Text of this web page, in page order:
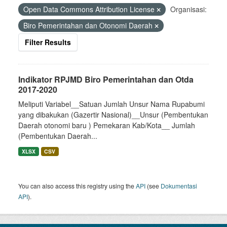
Open Data Commons Attribution License
Organisasi:
Biro Pemerintahan dan Otonomi Daerah
Filter Results
Indikator RPJMD Biro Pemerintahan dan Otda
2017-2020
Meliputi Variabel__Satuan Jumlah Unsur Nama Rupabumi
yang dibakukan (Gazertir Nasional)__Unsur (Pembentukan
Daerah otonomi baru ) Pemekaran Kab/Kota__ Jumlah
(Pembentukan Daerah...
XLSX CSV
You can also access this registry using theAPI (see Dokumentasi
API).